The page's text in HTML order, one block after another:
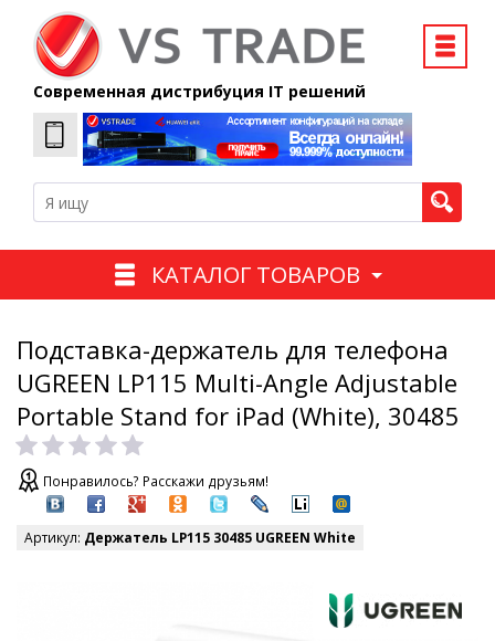
Современная дистрибуция IT решений
КАТАЛОГ ТОВАРОВ
Подставка-держатель для телефона
UGREEN LP115 Multi-Angle Adjustable
Portable Stand for iPad (White), 30485
Понравилось? Расскажи друзьям!
Артикул: Держатель LP115 30485 UGREEN White